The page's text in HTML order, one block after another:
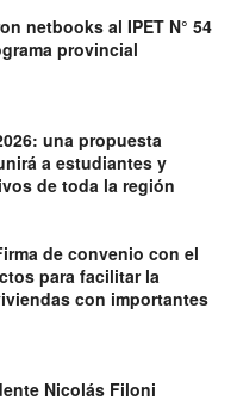
netbooks al IPET N° 54
provincial
una propuesta
a estudiantes y
de toda la región
de convenio con el
para facilitar la
con importantes
Nicolás Filoni